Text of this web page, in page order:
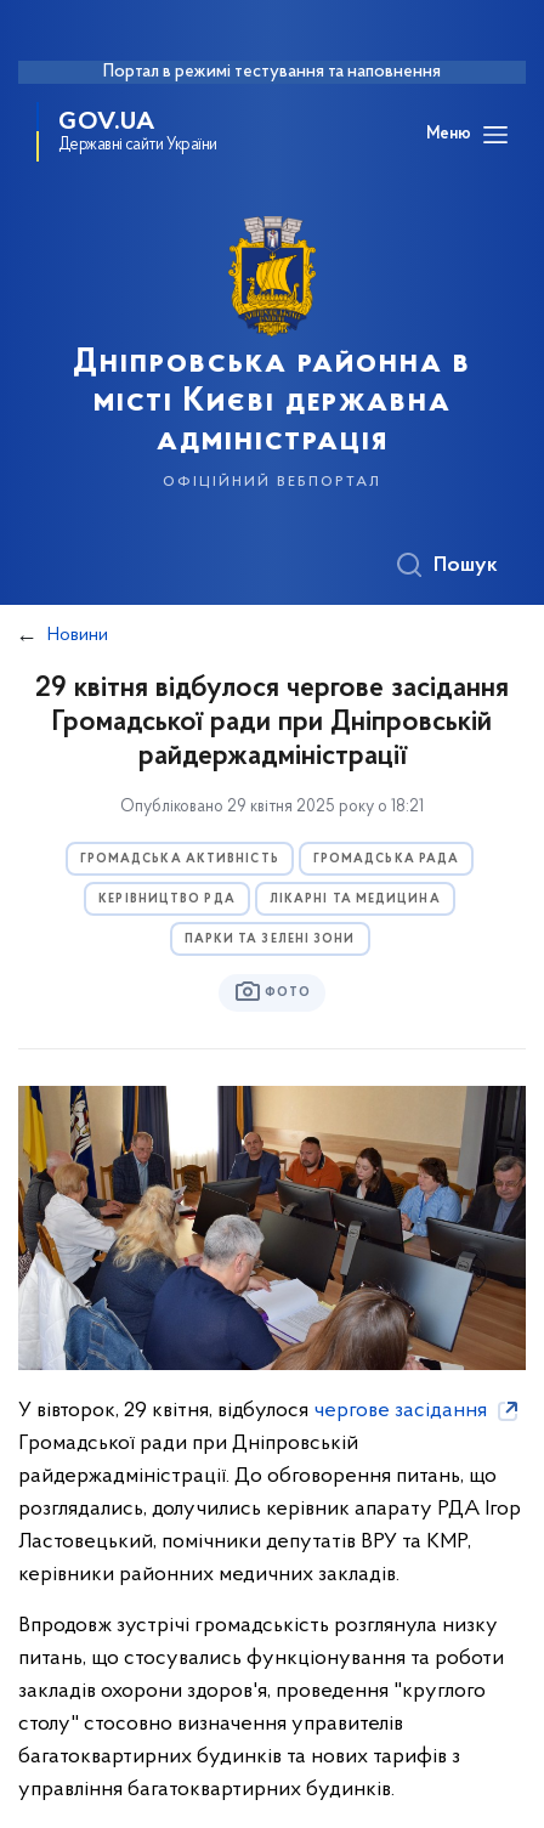
Портал в режимі тестування та наповнення
GOV.UA
Державні сайти України
Меню
Дніпровська районна в
місті Києві державна
адміністрація
офіційний вебпортал
Пошук
Новини
29 квітня відбулося чергове засідання
Громадської ради при Дніпровській
райдержадміністрації
Опубліковано 29 квітня 2025 року о 18:21
ГРОМАДСЬКА АКТИВНІСТЬ ГРОМАДСЬКА РАДА
КЕРІВНИЦТВО РДА ЛІКАРНІ ТА МЕДИЦИНА
ПАРКИ ТА ЗЕЛЕНІ ЗОНИ
ФОТО
У вівторок, 29 квітня, відбулося чергове засідання
Громадської ради при Дніпровській
райдержадміністрації. До обговорення питань, що
розглядались, долучились керівник апарату РДА Ігор
Ластовецький, помічники депутатів ВРУ та КМР,
керівники районних медичних закладів.
Впродовж зустрічі громадськість розглянула низку
питань, що стосувались функціонування та роботи
закладів охорони здоров'я, проведення "круглого
столу" стосовно визначення управителів
багатоквартирних будинків та нових тарифів з
управління багатоквартирних будинків.